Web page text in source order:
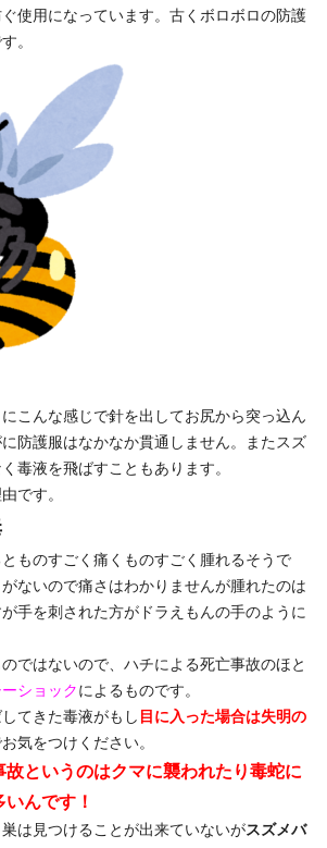
使用になっています。古くボロボロの防護
。
こんな感じで針を出してお尻から突っ込ん
防護服はなかなか貫通しません。またスズ
毒液を飛ばすこともあります。
です。
ものすごく痛くものすごく腫れるそうで
ないので痛さはわかりませんが腫れたのは
手を刺された方がドラえもんの手のように
ではないので、ハチによる死亡事故のほと
ショックによるものです。
てきた毒液がもし 目に入った場合は失明の
気をつけください。
というのはクマに襲われたり毒蛇に
んです！
は見つけることが出来ていないがスズメバ